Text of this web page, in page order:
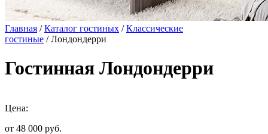
Главная /Каталог гостиных /Классические
гостиные / Лондондерри
Гостинная Лондондерри
Цена:
от 48 000 руб.